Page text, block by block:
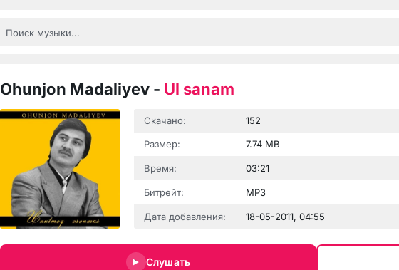
Ohunjon Madaliyev - Ul sanam
Скачано: 152
Размер: 7.74 MB
Время: 03:21
Битрейт: MP3
Дата добавления: 18-05-2011, 04:55
Слушать